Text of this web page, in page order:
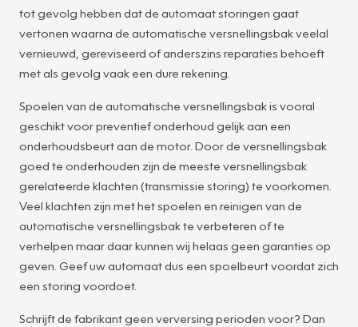
tot gevolg hebben dat de automaat storingen gaat
vertonen waarna de automatische versnellingsbak veelal
vernieuwd, gereviseerd of anderszins reparaties behoeft
met als gevolg vaak een dure rekening.
Spoelen van de automatische versnellingsbak is vooral
geschikt voor preventief onderhoud gelijk aan een
onderhoudsbeurt aan de motor. Door de versnellingsbak
goed te onderhouden zijn de meeste versnellingsbak
gerelateerde klachten (transmissie storing) te voorkomen.
Veel klachten zijn met het spoelen en reinigen van de
automatische versnellingsbak te verbeteren of te
verhelpen maar daar kunnen wij helaas geen garanties op
geven. Geef uw automaat dus een spoelbeurt voordat zich
een storing voordoet.
Schrijft de fabrikant geen verversing perioden voor? Dan